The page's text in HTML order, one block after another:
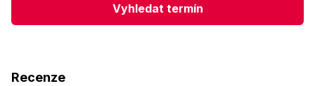
Vyhledat termín
Recenze